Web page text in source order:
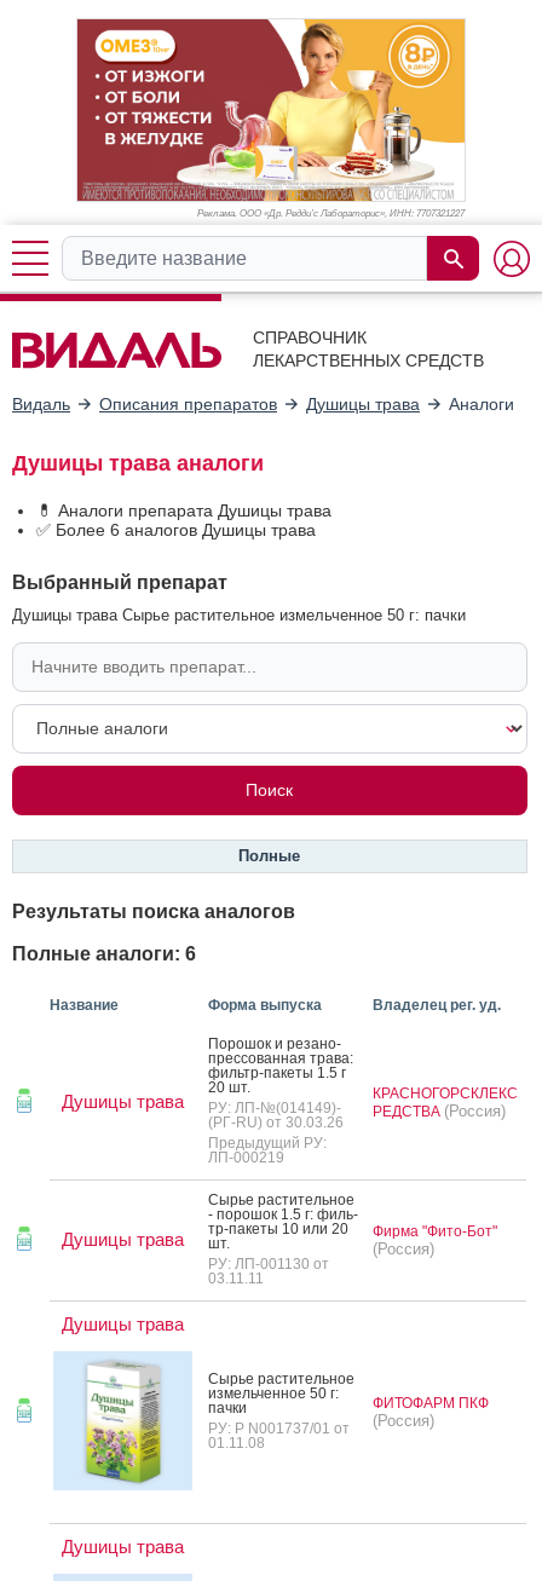
Реклама. ООО «Др. Редди’с Лабораторис», ИНН: 7707321227
СПРАВОЧНИК
ЛЕКАРСТВЕННЫХ СРЕДСТВ
Видаль Описания препаратов Душицы трава Аналоги
Душицы трава аналоги
💊 Аналоги препарата Душицы трава
✅ Более 6 аналогов Душицы трава
Выбранный препарат
Душицы трава Сырье растительное измельченное 50 г: пачки
Полные
Результаты поиска аналогов
Полные аналоги: 6
Название Форма выпуска Владелец рег. уд.
Душицы трава
По­рошок и ре­зано-
прес­со­ван­ная тра­ва:
филь­тр-па­кеты 1.5 г
20 шт.
РУ: ЛП-№(014149)-
(РГ-RU) от 30.03.26
Предыдущий РУ:
ЛП-000219
КРАСНОГОРСКЛЕКС
РЕДСТВА (Россия)
Душицы трава
Сырье рас­ти­тель­ное
- по­рошок 1.5 г: филь­
тр-па­кеты 10 или 20
шт.
РУ: ЛП-001130 от
03.11.11
Фирма "Фито-Бот"
(Россия)
Душицы трава
Сырье рас­ти­тель­ное
из­мель­чен­ное 50 г:
пач­ки
РУ: Р N001737/01 от
01.11.08
ФИТОФАРМ ПКФ
(Россия)
Душицы трава